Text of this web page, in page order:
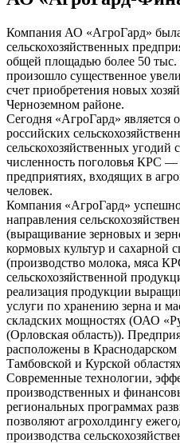
Компания АО «АгроГард» была
сельскохозяйственных
общей площадью более 50 тыс.
произошло существенное
счет приобретения новых
Черноземном районе.
Сегодня «АгроГард»
российских
сельскохозяйственных угодий
численность поголовья КРС —
предприятиях, входящих в
человек.
Компания «АгроГард»
направления
(выращивание зерновых и
кормовых культур и сахарной
(производство молока, мяса
сельскохозяйственной
реализация продукции
услуги по хранению зерна и
складских мощностях (ОАО
(Орловская область)).
расположены в
Тамбовской и Курской
Современные технологии,
производственных и
региональных программах
позволяют агрохолдингу
производства